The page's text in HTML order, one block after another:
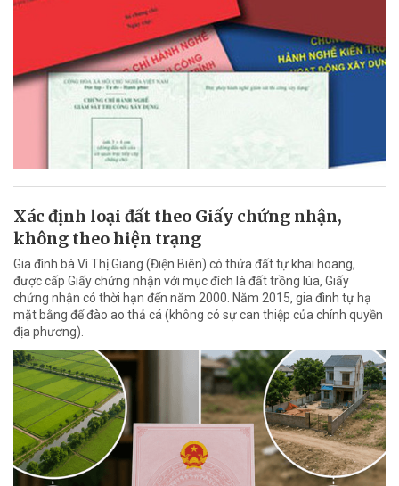
Xác định loại đất theo Giấy chứng nhận,
không theo hiện trạng
Gia đình bà Vì Thị Giang (Điện Biên) có thửa đất tự khai hoang,
được cấp Giấy chứng nhận với mục đích là đất trồng lúa, Giấy
chứng nhận có thời hạn đến năm 2000. Năm 2015, gia đình tự hạ
mặt bằng để đào ao thả cá (không có sự can thiệp của chính quyền
địa phương).